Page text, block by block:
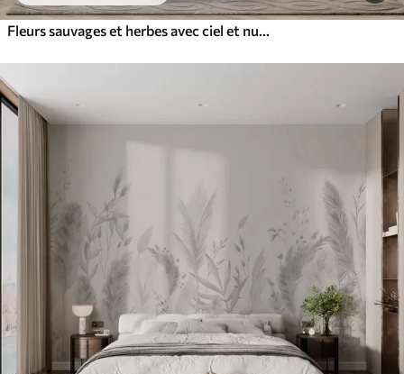
Fleurs sauvages et herbes avec ciel et nuages des Balkans